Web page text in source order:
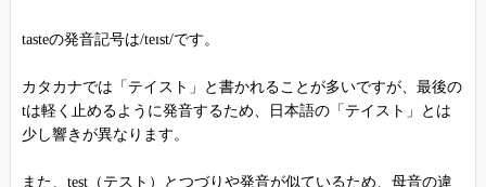
tasteの発音記号は/teɪst/です。
カタカナでは「テイスト」と書かれることが多いですが、最後の
tは軽く止めるように発音するため、日本語の「テイスト」とは
少し響きが異なります。
また、test（テスト）とつづりや発音が似ているため、母音の違